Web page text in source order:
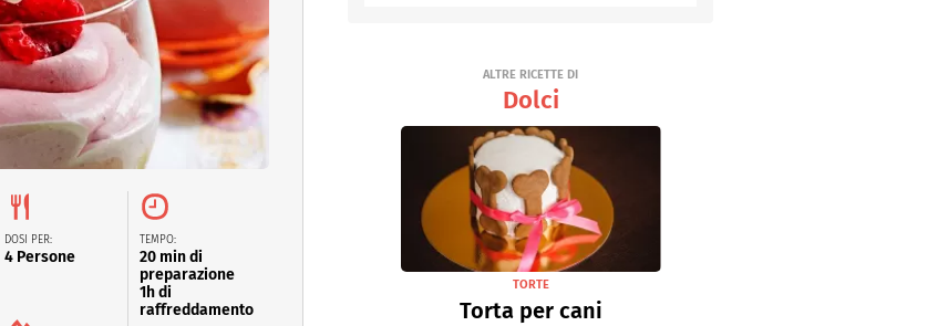
DOSI PER:
4 Persone
TEMPO:
20 min di
preparazione
1h di
raffreddamento
ALTRE RICETTE DI
Dolci
TORTE
Torta per cani